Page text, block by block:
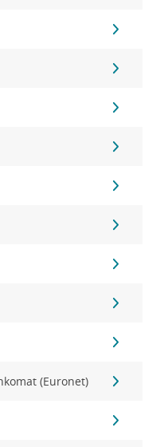
(Euronet)